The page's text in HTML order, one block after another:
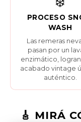
PROCESO
WASH
Las remeras
pasan por un
enzimático,
acabado vintage
auténtico.
🎸 MIRÁ